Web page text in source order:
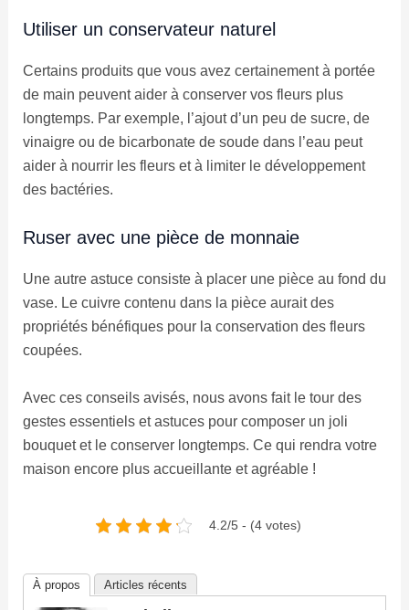
Utiliser un conservateur naturel
Certains produits que vous avez certainement à portée
de main peuvent aider à conserver vos fleurs plus
longtemps. Par exemple, l’ajout d’un peu de sucre, de
vinaigre ou de bicarbonate de soude dans l’eau peut
aider à nourrir les fleurs et à limiter le développement
des bactéries.
Ruser avec une pièce de monnaie
Une autre astuce consiste à placer une pièce au fond du
vase. Le cuivre contenu dans la pièce aurait des
propriétés bénéfiques pour la conservation des fleurs
coupées.
Avec ces conseils avisés, nous avons fait le tour des
gestes essentiels et astuces pour composer un joli
bouquet et le conserver longtemps. Ce qui rendra votre
maison encore plus accueillante et agréable !
4.2/5 - (4 votes)
À propos Articles récents